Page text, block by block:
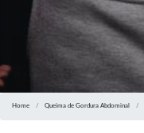
Home Queima de Gordura Abdominal